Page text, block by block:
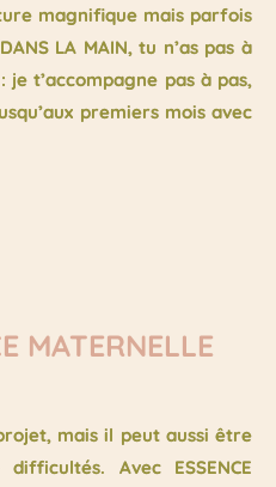
magnifique mais parfois
LA MAIN, tu n’as pas à
t’accompagne pas à pas,
premiers mois avec
MATERNELLE
mais il peut aussi être
Avec ESSENCE